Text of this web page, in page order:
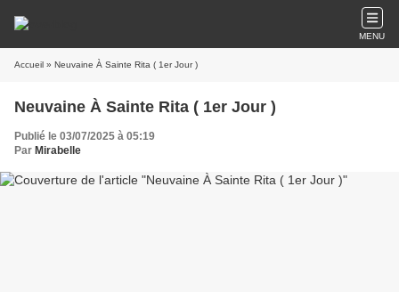
MENU
Accueil » Neuvaine À Sainte Rita ( 1er Jour )
Neuvaine À Sainte Rita ( 1er Jour )
Publié le 03/07/2025 à 05:19
Par Mirabelle